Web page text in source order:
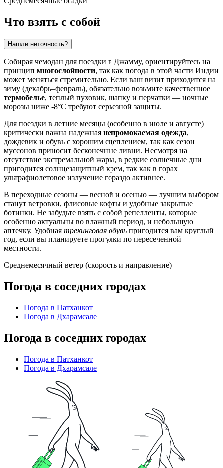
Что взять с собой
Нашли неточность?
Собирая чемодан для поездки в Джамму, ориентируйтесь на
принцип многослойности, так как погода в этой части Индии
может меняться стремительно. Если ваш визит приходится на
зиму (декабрь–февраль), обязательно возьмите качественное
термобелье, теплый пуховик, шапку и перчатки — ночные
морозы ниже -8°C требуют серьезной защиты.
Для поездки в летние месяцы (особенно в июле и августе)
критически важна надежная непромокаемая одежда,
дождевик и обувь с хорошим сцеплением, так как сезон
муссонов приносит бесконечные ливни. Несмотря на
отсутствие экстремальной жары, в редкие солнечные дни
пригодится солнцезащитный крем, так как в горах
ультрафиолетовое излучение гораздо активнее.
В переходные сезоны — весной и осенью — лучшим выбором
станут ветровки, флисовые кофты и удобные закрытые
ботинки. Не забудьте взять с собой репелленты, которые
особенно актуальны во влажный период, и небольшую
аптечку. Удобная трекинговая обувь пригодится вам круглый
год, если вы планируете прогулки по пересеченной
местности.
Среднемесячный ветер (скорость и направление)
Погода в соседних городах
Погода в Патханкот
Погода в Дхарамсале
Погода в соседних городах
Погода в Патханкот
Погода в Дхарамсале